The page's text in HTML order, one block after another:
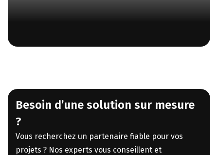
Besoin d’une solution sur mesure
?
Vous recherchez un partenaire fiable pour vos
projets ? Nos experts vous conseillent et